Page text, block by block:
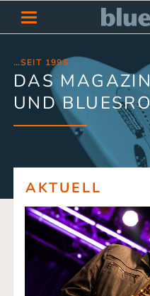
…SEIT 1995
DAS
UND
AKTUELL